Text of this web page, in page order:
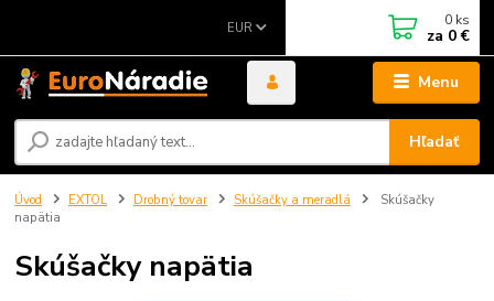
Menu
EUR
Hľadať
0 ks
za 0 €
Úvod EXTOL Drobný tovar Skúšačky a meradlá
Skúšačky
napätia
Skúšačky napätia